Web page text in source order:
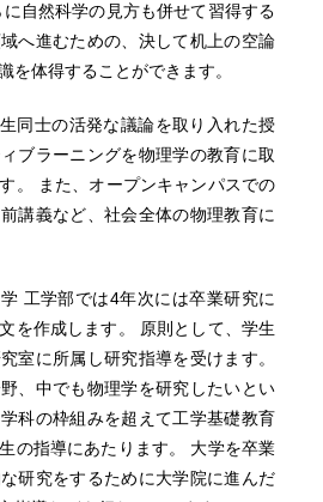
自然科学の見方も併せて習得する
へ進むための、決して机上の空論
を体得することができます。
同士の活発な議論を取り入れた授
ブラーニングを物理学の教育に取
。 また、オープンキャンパスでの
講義など、社会全体の物理教育に
工学部では4年次には卒業研究に
を作成します。 原則として、学生
室に所属し研究指導を受けます。
、中でも物理学を研究したいとい
科の枠組みを超えて工学基礎教育
の指導にあたります。 大学を卒業
研究をするために大学院に進んだ